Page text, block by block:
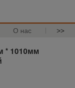
О нас >>
* 1010мм